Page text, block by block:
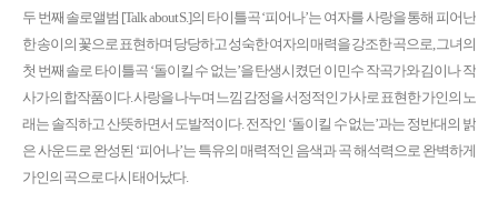
두 번째 솔로앨범 [Talk about S.]의 타이틀곡 ‘피어나’는 여자를 사랑을 통해 피어난
한 송이의 꽃으로 표현하며 당당하고 성숙한 여자의 매력을 강조한 곡으로, 그녀의
첫 번째 솔로 타이틀곡 ‘돌이킬 수 없는’을 탄생시켰던 이민수 작곡가와 김이나 작
사가의 합작품이다. 사랑을 나누며 느낌 감정을 서정적인 가사로 표현한 가인의 노
래는 솔직하고 산뜻하면서 도발적이다. 전작인 ‘돌이킬 수 없는’과는 정반대의 밝
은 사운드로 완성된 ‘피어나’는 특유의 매력적인 음색과 곡 해석력으로 완벽하게
가인의 곡으로 다시 태어났다.